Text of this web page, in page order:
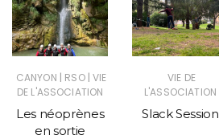
CANYON | RSO | VIE
DE L'ASSOCIATION
Les néoprènes
en sortie
VIE DE
L'ASSOCIATION
Slack Session